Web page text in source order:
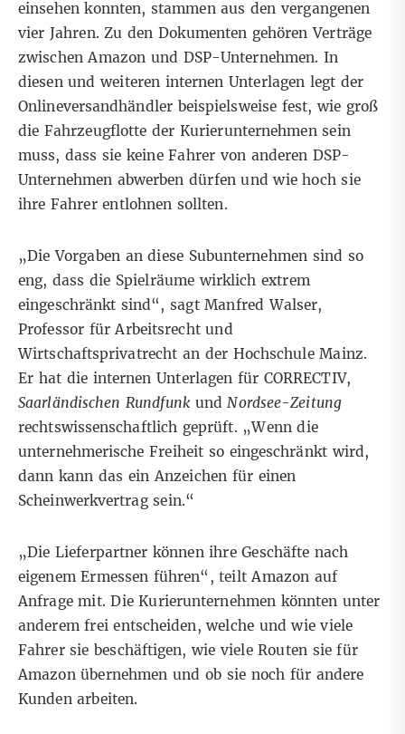
einsehen konnten, stammen aus den vergangenen
vier Jahren. Zu den Dokumenten gehören Verträge
zwischen Amazon und DSP-Unternehmen. In
diesen und weiteren internen Unterlagen legt der
Onlineversandhändler beispielsweise fest, wie groß
die Fahrzeugflotte der Kurierunternehmen sein
muss, dass sie keine Fahrer von anderen DSP-
Unternehmen abwerben dürfen und wie hoch sie
ihre Fahrer entlohnen sollten.
„​​Die Vorgaben an diese Subunternehmen sind so
eng, dass die Spielräume wirklich extrem
eingeschränkt sind“, sagt Manfred Walser,
Professor für Arbeitsrecht und
Wirtschaftsprivatrecht an der Hochschule Mainz.
Er hat die internen Unterlagen für CORRECTIV,
Saarländischen RundfunkundNordsee-Zeitung
rechtswissenschaftlich geprüft. „Wenn die
unternehmerische Freiheit so eingeschränkt wird,
dann kann das ein Anzeichen für einen
Scheinwerkvertrag sein.“
„Die Lieferpartner können ihre Geschäfte nach
eigenem Ermessen führen“, teilt Amazon auf
Anfrage mit. Die Kurierunternehmen könnten unter
anderem frei entscheiden, welche und wie viele
Fahrer sie beschäftigen, wie viele Routen sie für
Amazon übernehmen und ob sie noch für andere
Kunden arbeiten.